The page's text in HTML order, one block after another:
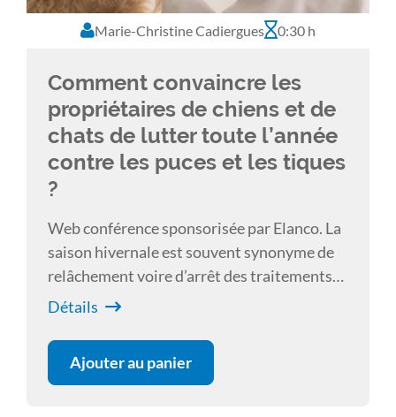
Marie-Christine Cadiergues 0:30 h
Comment convaincre les
propriétaires de chiens et de
chats de lutter toute l’année
contre les puces et les tiques
?
Web conférence sponsorisée par Elanco. La
saison hivernale est souvent synonyme de
relâchement voire d’arrêt des traitements
antiparasitaires externes des chiens et des
extérieures sont défavorables à un cycle
parasitaire optimal, en revanche, à
Détails
Ajouter au panier